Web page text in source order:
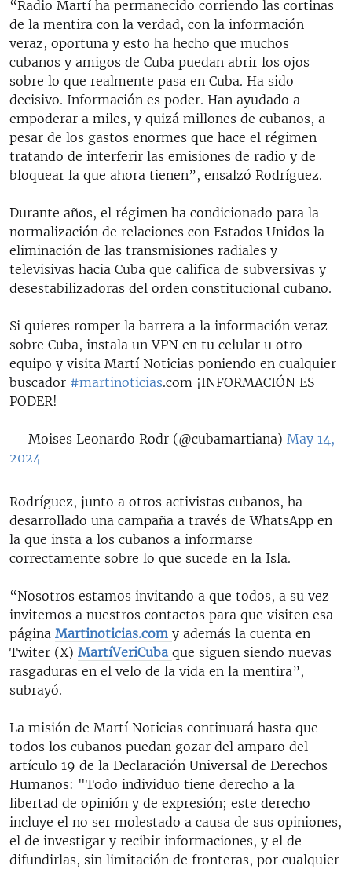
“Radio Martí ha permanecido corriendo las cortinas
de la mentira con la verdad, con la información
veraz, oportuna y esto ha hecho que muchos
cubanos y amigos de Cuba puedan abrir los ojos
sobre lo que realmente pasa en Cuba. Ha sido
decisivo. Información es poder. Han ayudado a
empoderar a miles, y quizá millones de cubanos, a
pesar de los gastos enormes que hace el régimen
tratando de interferir las emisiones de radio y de
bloquear la que ahora tienen”, ensalzó Rodríguez.
Durante años, el régimen ha condicionado para la
normalización de relaciones con Estados Unidos la
eliminación de las transmisiones radiales y
televisivas hacia Cuba que califica de subversivas y
desestabilizadoras del orden constitucional cubano.
Si quieres romper la barrera a la información veraz
sobre Cuba, instala un VPN en tu celular u otro
equipo y visita Martí Noticias poniendo en cualquier
buscador #martinoticias.com ¡INFORMACIÓN ES
PODER!
— Moises Leonardo Rodr (@cubamartiana) May 14,
2024
Rodríguez, junto a otros activistas cubanos, ha
desarrollado una campaña a través de WhatsApp en
la que insta a los cubanos a informarse
correctamente sobre lo que sucede en la Isla.
“Nosotros estamos invitando a que todos, a su vez
invitemos a nuestros contactos para que visiten esa
página Martinoticias.com y además la cuenta en
Twiter (X) MartíVeriCuba que siguen siendo nuevas
rasgaduras en el velo de la vida en la mentira”,
subrayó.
La misión de Martí Noticias continuará hasta que
todos los cubanos puedan gozar del amparo del
artículo 19 de la Declaración Universal de Derechos
Humanos: "Todo individuo tiene derecho a la
libertad de opinión y de expresión; este derecho
incluye el no ser molestado a causa de sus opiniones,
el de investigar y recibir informaciones, y el de
difundirlas, sin limitación de fronteras, por cualquier